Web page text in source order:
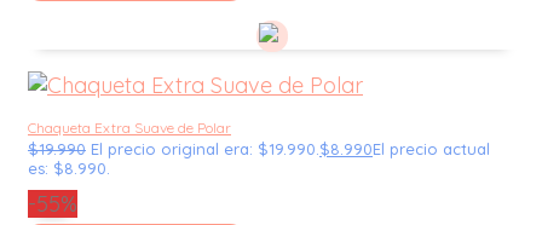
Chaqueta Extra Suave de Polar
$19.990 El precio original era: $19.990. $8.990El precio actual
es: $8.990.
-55%